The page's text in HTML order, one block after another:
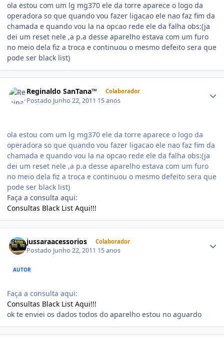
ola estou com um lg mg370 ele da torre aparece o logo da
operadora so que quando vou fazer ligacao ele nao faz fim da
chamada e quando vou la na opcao rede ele da falha obs:(ja
dei um reset nele ,a p.a desse aparelho estava com um furo
no meio dela fiz a troca e continuou o mesmo defeito sera que
pode ser black list)
Reginaldo SanTana™ Colaborador
Postado Junho 22, 2011 15 anos
ola estou com um lg mg370 ele da torre aparece o logo da
operadora so que quando vou fazer ligacao ele nao faz fim da
chamada e quando vou la na opcao rede ele da falha obs:(ja
dei um reset nele ,a p.a desse aparelho estava com um furo
no meio dela fiz a troca e continuou o mesmo defeito sera que
pode ser black list)
Faça a consulta aqui:
Consultas Black List Aqui!!!
jussaraacessorios Colaborador
Postado Junho 22, 2011 15 anos
AUTOR
Faça a consulta aqui:
Consultas Black List Aqui!!!
ok te enviei os dados todos do aparelho estou no aguardo